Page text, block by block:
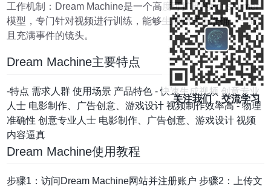
工作机制：Dream Machine是一个高度可扩展的transformer
模型，专门针对视频进行训练，能够生成物理上准确、一致
且充满事件的镜头。
Dream Machine主要特点
-特点 需求人群 使用场景 产品特色 - 快速生成视频 创意专业
人士 电影制作、广告创意、游戏设计 视频制作效率高 - 物理
准确性 创意专业人士 电影制作、广告创意、游戏设计 视频
内容逼真
Dream Machine使用教程
步骤1：访问Dream Machine网站并注册账户 步骤2：上传文
关注我们，交流学习